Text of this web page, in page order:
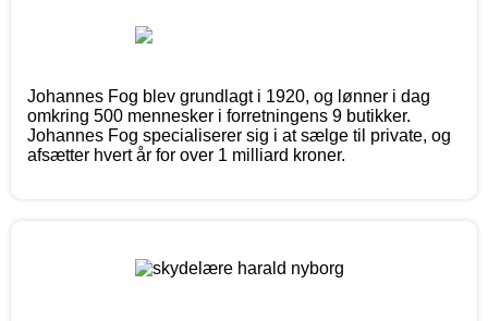
Johannes Fog blev grundlagt i 1920, og lønner i dag
omkring 500 mennesker i forretningens 9 butikker.
Johannes Fog specialiserer sig i at sælge til private, og
afsætter hvert år for over 1 milliard kroner.